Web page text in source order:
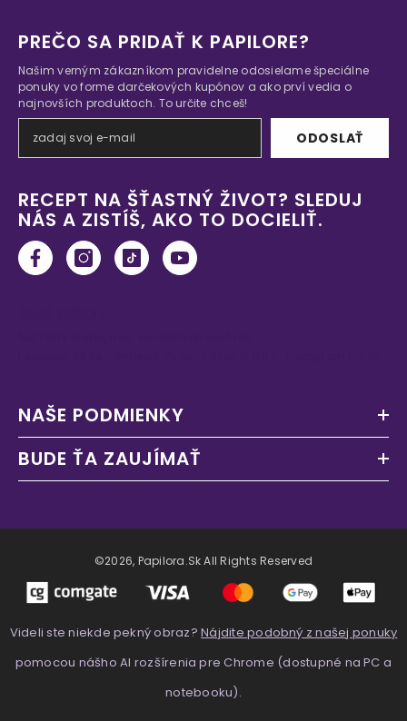
PREČO SA PRIDAŤ K PAPILORE?
Našim verným zákazníkom pravidelne odosielame špeciálne
ponuky vo forme darčekových kupónov a ako prví vedia o
najnovších produktoch. To určite chceš!
ODOSLAŤ
RECEPT NA ŠŤASTNÝ ŽIVOT? SLEDUJ
NÁS A ZISTÍŠ, AKO TO DOCIELIŤ.
NAŠE PODMIENKY
BUDE ŤA ZAUJÍMAŤ
©2026, Papilora.sk All Rights Reserved
Videli ste niekde pekný obraz?Nájdite podobný z našej ponuky
pomocou nášho AI rozšírenia pre Chrome (dostupné na PC a
notebooku).